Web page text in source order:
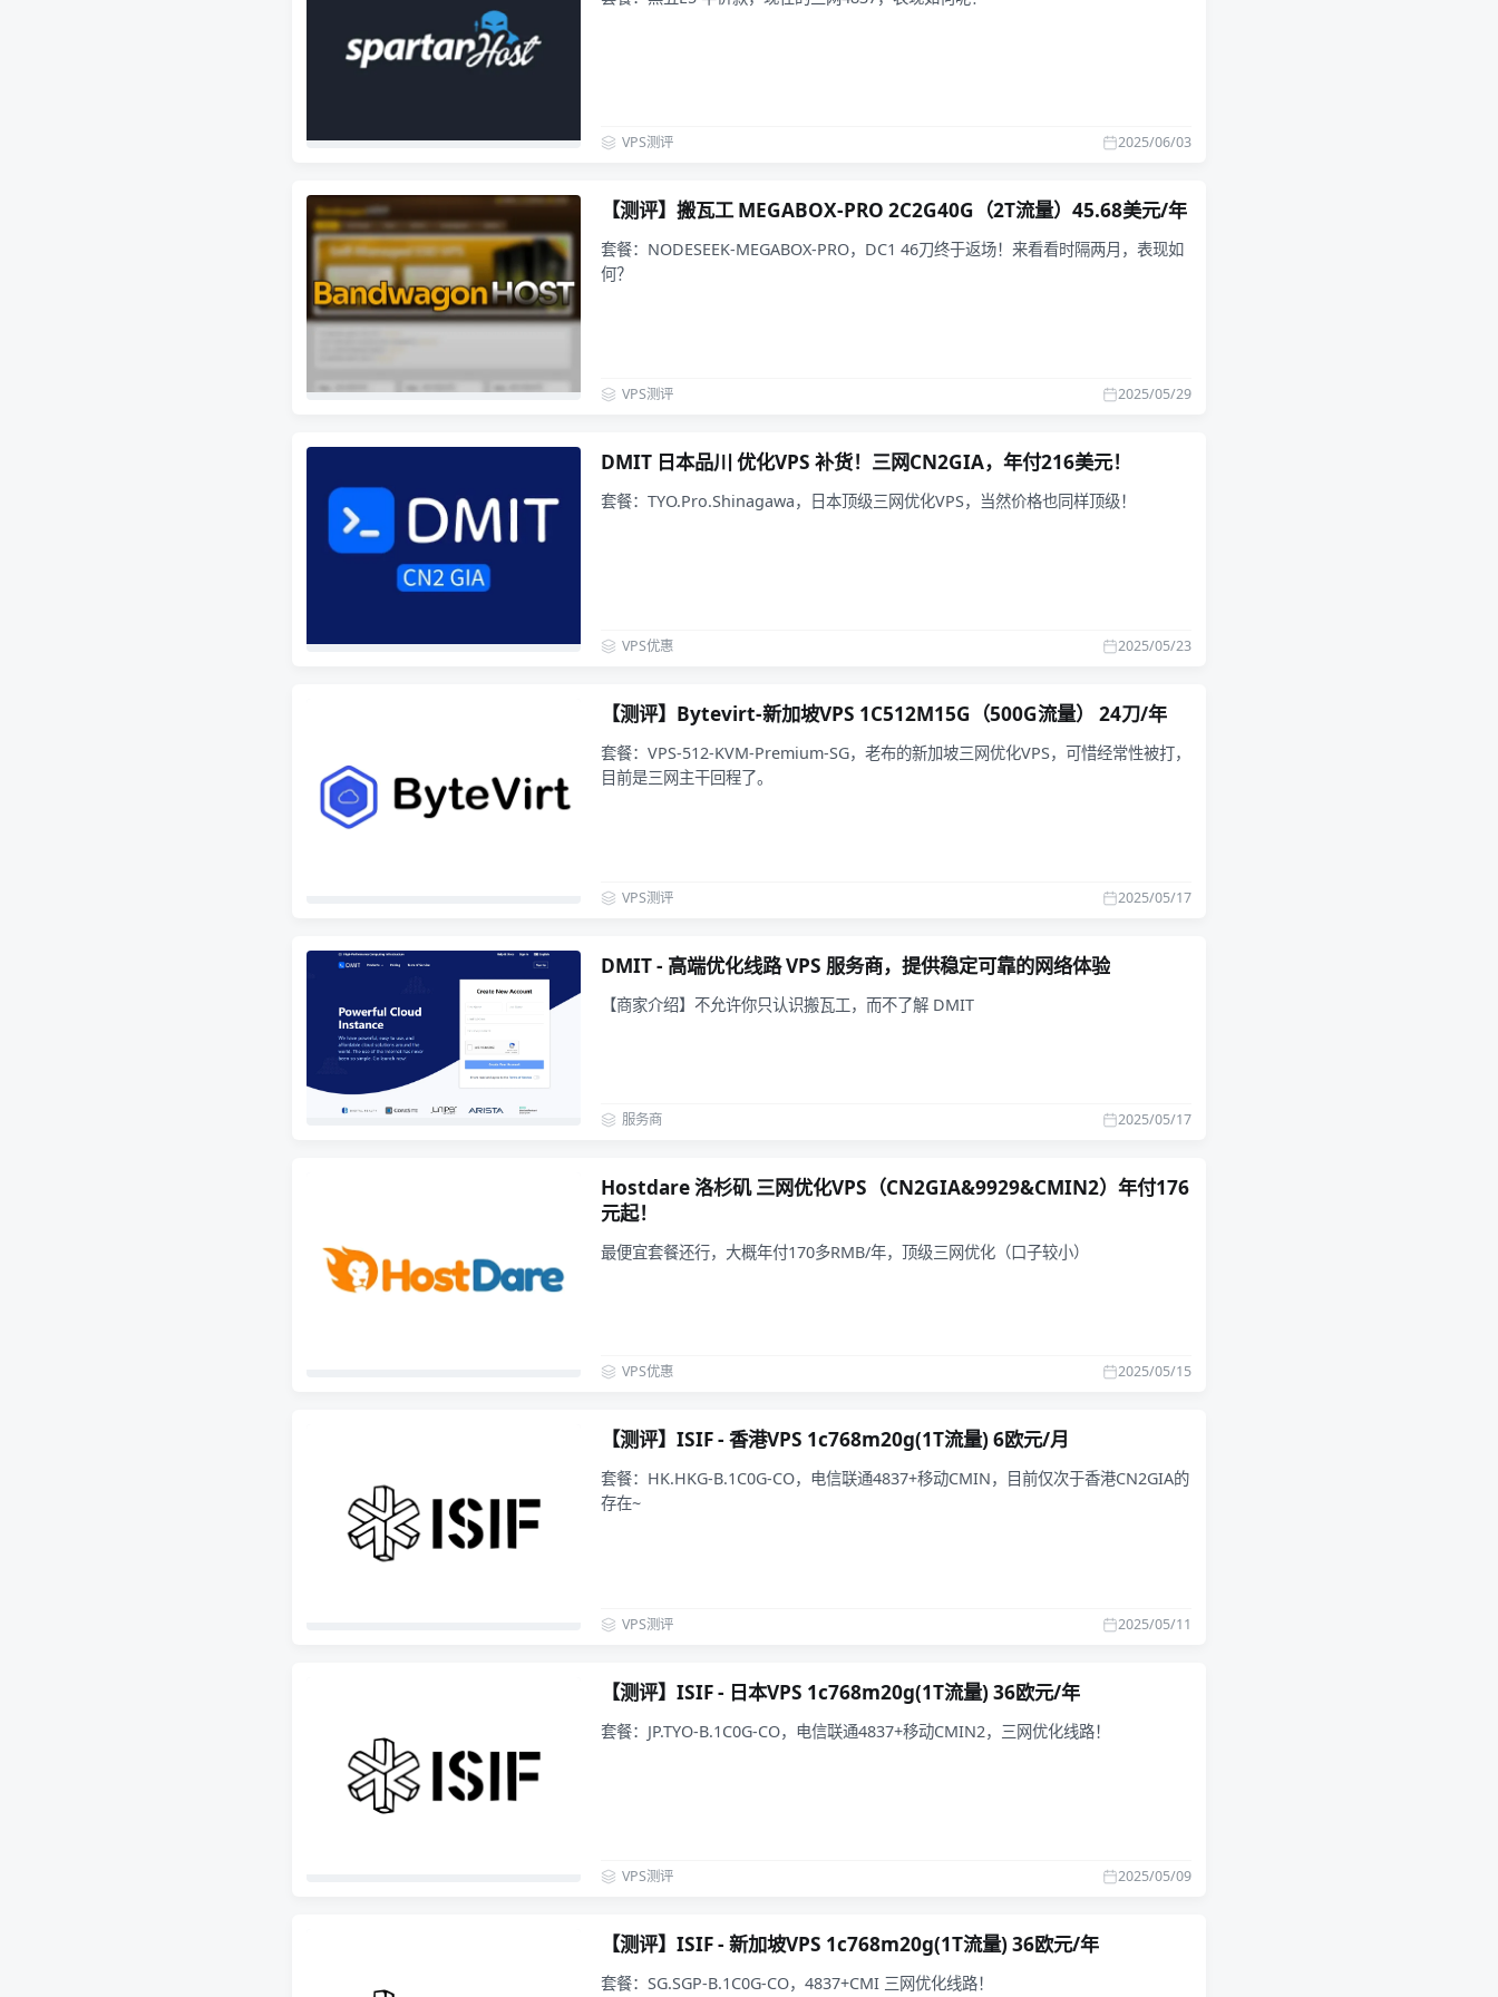
2025/06/03
VPS测评
【测评】搬瓦工 MEGABOX-PRO 2C2G40G（2T流量）45.68美元/年
套餐：NODESEEK-MEGABOX-PRO，DC1 46刀终于返场！来看看时隔两月，表现如
何？
2025/05/29
VPS测评
DMIT 日本品川 优化VPS 补货！三网CN2GIA，年付216美元！
套餐：TYO.Pro.Shinagawa，日本顶级三网优化VPS，当然价格也同样顶级！
2025/05/23
VPS优惠
【测评】Bytevirt-新加坡VPS 1C512M15G（500G流量） 24刀/年
套餐：VPS-512-KVM-Premium-SG，老布的新加坡三网优化VPS，可惜经常性被打，
目前是三网主干回程了。
2025/05/17
VPS测评
DMIT - 高端优化线路 VPS 服务商，提供稳定可靠的网络体验
【商家介绍】不允许你只认识搬瓦工，而不了解 DMIT
2025/05/17
服务商
Hostdare 洛杉矶 三网优化VPS（CN2GIA&9929&CMIN2）年付176
元起！
最便宜套餐还行，大概年付170多RMB/年，顶级三网优化（口子较小）
2025/05/15
VPS优惠
【测评】ISIF - 香港VPS 1c768m20g(1T流量) 6欧元/月
套餐：HK.HKG-B.1C0G-CO，电信联通4837+移动CMIN，目前仅次于香港CN2GIA的
存在~
2025/05/11
VPS测评
【测评】ISIF - 日本VPS 1c768m20g(1T流量) 36欧元/年
套餐：JP.TYO-B.1C0G-CO，电信联通4837+移动CMIN2，三网优化线路！
2025/05/09
VPS测评
【测评】ISIF - 新加坡VPS 1c768m20g(1T流量) 36欧元/年
套餐：SG.SGP-B.1C0G-CO，4837+CMI 三网优化线路！